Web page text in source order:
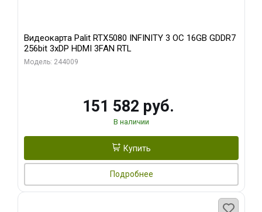
Видеокарта Palit RTX5080 INFINITY 3 OC 16GB GDDR7
256bit 3xDP HDMI 3FAN RTL
Модель: 244009
151 582 руб.
В наличии
Купить
Подробнее